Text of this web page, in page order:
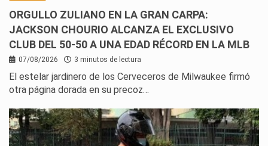
ORGULLO ZULIANO EN LA GRAN CARPA:
JACKSON CHOURIO ALCANZA EL EXCLUSIVO
CLUB DEL 50-50 A UNA EDAD RÉCORD EN LA MLB
07/08/2026 3 minutos de lectura
El estelar jardinero de los Cerveceros de Milwaukee firmó
otra página dorada en su precoz…